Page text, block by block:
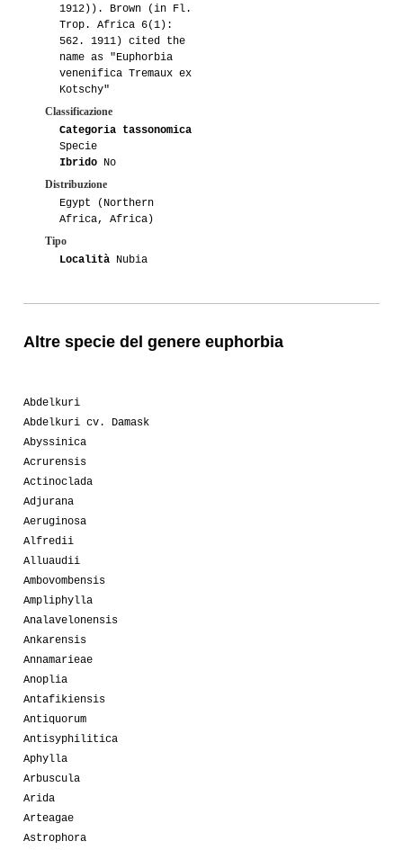
1912)). Brown (in Fl.
Trop. Africa 6(1):
562. 1911) cited the
name as "Euphorbia
venenifica Tremaux ex
Kotschy"
Classificazione
Categoria tassonomica
Specie
Ibrido No
Distribuzione
Egypt (Northern
Africa, Africa)
Tipo
Località Nubia
Altre specie del genere euphorbia
Abdelkuri
Abdelkuri cv. Damask
Abyssinica
Acrurensis
Actinoclada
Adjurana
Aeruginosa
Alfredii
Alluaudii
Ambovombensis
Ampliphylla
Analavelonensis
Ankarensis
Annamarieae
Anoplia
Antafikiensis
Antiquorum
Antisyphilitica
Aphylla
Arbuscula
Arida
Arteagae
Astrophora